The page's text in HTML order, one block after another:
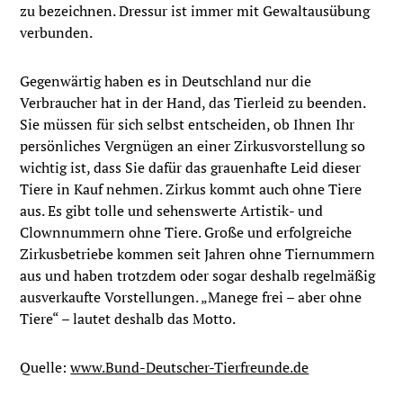
zu bezeichnen. Dressur ist immer mit Gewaltausübung
verbunden.
Gegenwärtig haben es in Deutschland nur die
Verbraucher hat in der Hand, das Tierleid zu beenden.
Sie müssen für sich selbst entscheiden, ob Ihnen Ihr
persönliches Vergnügen an einer Zirkusvorstellung so
wichtig ist, dass Sie dafür das grauenhafte Leid dieser
Tiere in Kauf nehmen. Zirkus kommt auch ohne Tiere
aus. Es gibt tolle und sehenswerte Artistik- und
Clownnummern ohne Tiere. Große und erfolgreiche
Zirkusbetriebe kommen seit Jahren ohne Tiernummern
aus und haben trotzdem oder sogar deshalb regelmäßig
ausverkaufte Vorstellungen. „Manege frei – aber ohne
Tiere“ – lautet deshalb das Motto.
Quelle:www.Bund-Deutscher-Tierfreunde.de